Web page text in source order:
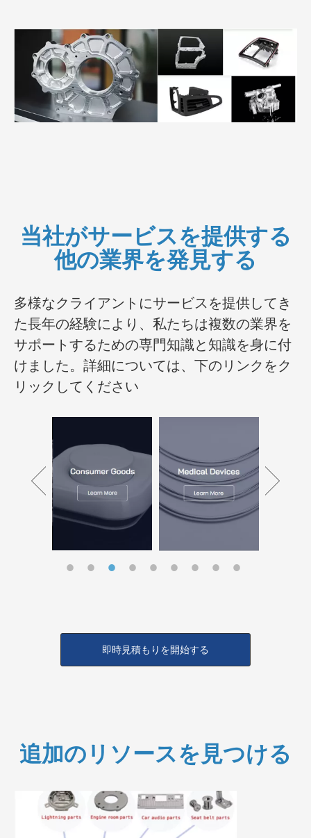
当社がサービスを提供する
他の業界を発見する
多様なクライアントにサービスを提供してき
た長年の経験により、私たちは複数の業界を
サポートするための専門知識と知識を身に付
けました。詳細については、下のリンクをク
リックしてください
即時見積もりを開始する
追加のリソースを見つける